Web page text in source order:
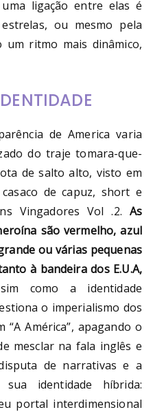
ligação entre elas é
ou mesmo pela
um ritmo mais dinâmico,
de America varia
do traje tomara-que-
de salto alto, visto em
de capuz, short e
Vingadores Vol .2. As
são vermelho, azul
ou várias pequenas
à bandeira dos E.U.A,
como a identidade
o imperialismo dos
“A América”, apagando o
mesclar na fala inglês e
de narrativas e a
identidade híbrida:
portal interdimensional